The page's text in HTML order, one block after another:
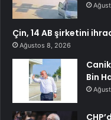
Çin, 14 AB şirketini
Ağustos 8, 2026
Bin